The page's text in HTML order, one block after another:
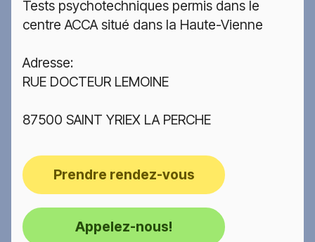
Tests psychotechniques permis dans le
centre ACCA situé dans la Haute-Vienne
Adresse:
RUE DOCTEUR LEMOINE
87500 SAINT YRIEX LA PERCHE
Prendre rendez-vous
Appelez-nous!